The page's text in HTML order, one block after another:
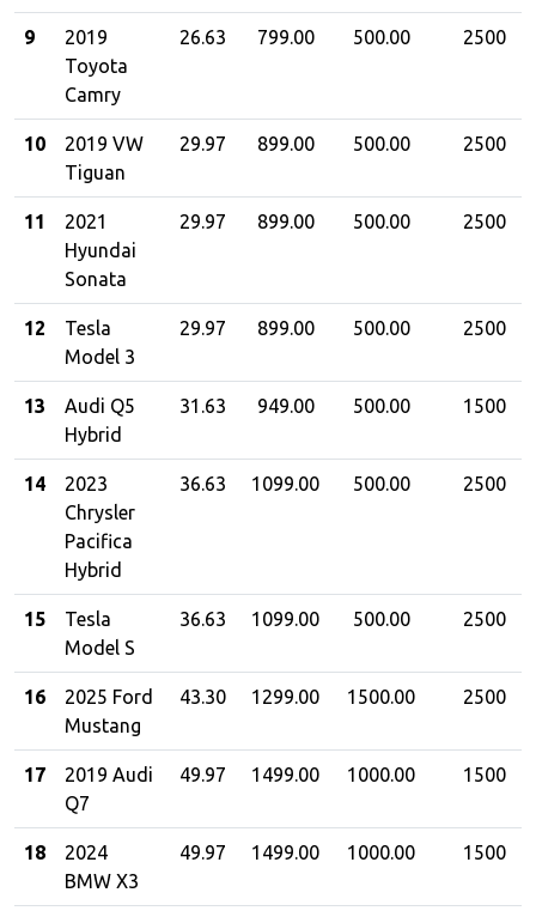
9
2019
Toyota
Camry
26.63 799.00 500.00 2500
10
2019 VW
Tiguan
29.97 899.00 500.00 2500
11
2021
Hyundai
Sonata
29.97 899.00 500.00 2500
12
Tesla
Model 3
29.97 899.00 500.00 2500
13
Audi Q5
Hybrid
31.63 949.00 500.00 1500
14
2023
Chrysler
Pacifica
Hybrid
36.63 1099.00 500.00 2500
15
Tesla
Model S
36.63 1099.00 500.00 2500
16
2025 Ford
Mustang
43.30 1299.00 1500.00 2500
17
2019 Audi
Q7
49.97 1499.00 1000.00 1500
18
2024
BMW X3
49.97 1499.00 1000.00 1500